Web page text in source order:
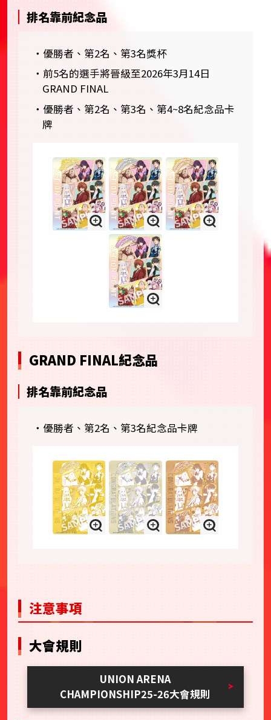
排名靠前紀念品
・優勝者、第2名、第3名獎杯
・前5名的選手將晉級至2026年3月14日
GRAND FINAL
・優勝者、第2名、第3名、第4~8名紀念品卡
牌
GRAND FINAL紀念品
排名靠前紀念品
・優勝者、第2名、第3名紀念品卡牌
注意事項
大會規則
UNION ARENA
CHAMPIONSHIP25-26大會規則